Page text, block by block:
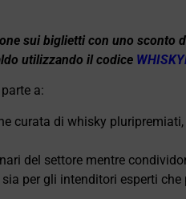
sui biglietti con uno sconto
utilizzando il codice
a:
curata di whisky
del settore mentre
per gli intenditori esperti che